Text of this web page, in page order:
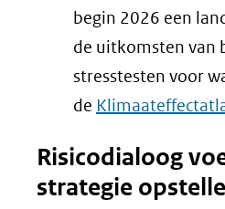
begin 2026 een
de uitkomsten van
stresstesten voor
de
Risicodialoog
strategie